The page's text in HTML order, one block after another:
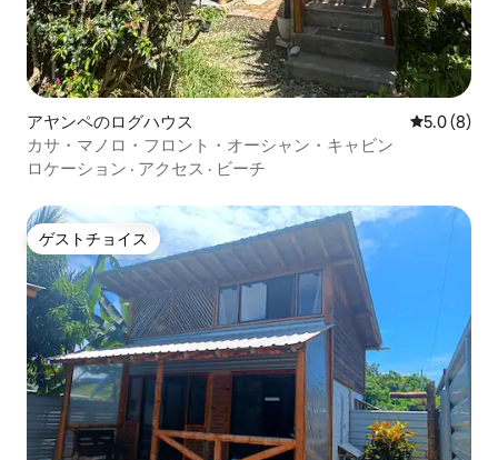
アヤンペのログハウス レビュー8
5.0 (8)
カサ・マノロ・フロント・オーシャン・キャビン
ロケーション · アクセス · ビーチ
ゲストチョイス
ゲストチョイス